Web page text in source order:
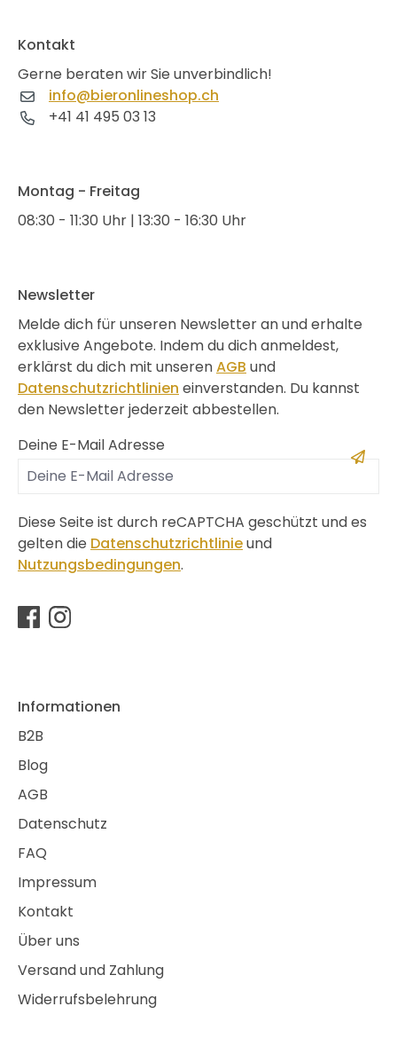
Kontakt
Gerne beraten wir Sie unverbindlich!
info@bieronlineshop.ch
+41 41 495 03 13
Montag - Freitag
08:30 - 11:30 Uhr | 13:30 - 16:30 Uhr
Newsletter
Melde dich für unseren Newsletter an und erhalte
exklusive Angebote. Indem du dich anmeldest,
erklärst du dich mit unserenAGB und
Datenschutzrichtlinien einverstanden. Du kannst
den Newsletter jederzeit abbestellen.
Deine E-Mail Adresse
Diese Seite ist durch reCAPTCHA geschützt und es
gelten die Datenschutzrichtlinieund
Nutzungsbedingungen.
Informationen
B2B
Blog
AGB
Datenschutz
FAQ
Impressum
Kontakt
Über uns
Versand und Zahlung
Widerrufsbelehrung